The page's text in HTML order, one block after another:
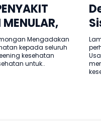
DIDIK
Mengadakan
kepada seluruh
kesehatan
untuk..